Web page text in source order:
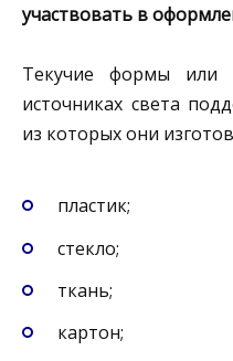
участвовать в
Текучие формы или
источниках света
из которых они
пластик;
стекло;
ткань;
картон;